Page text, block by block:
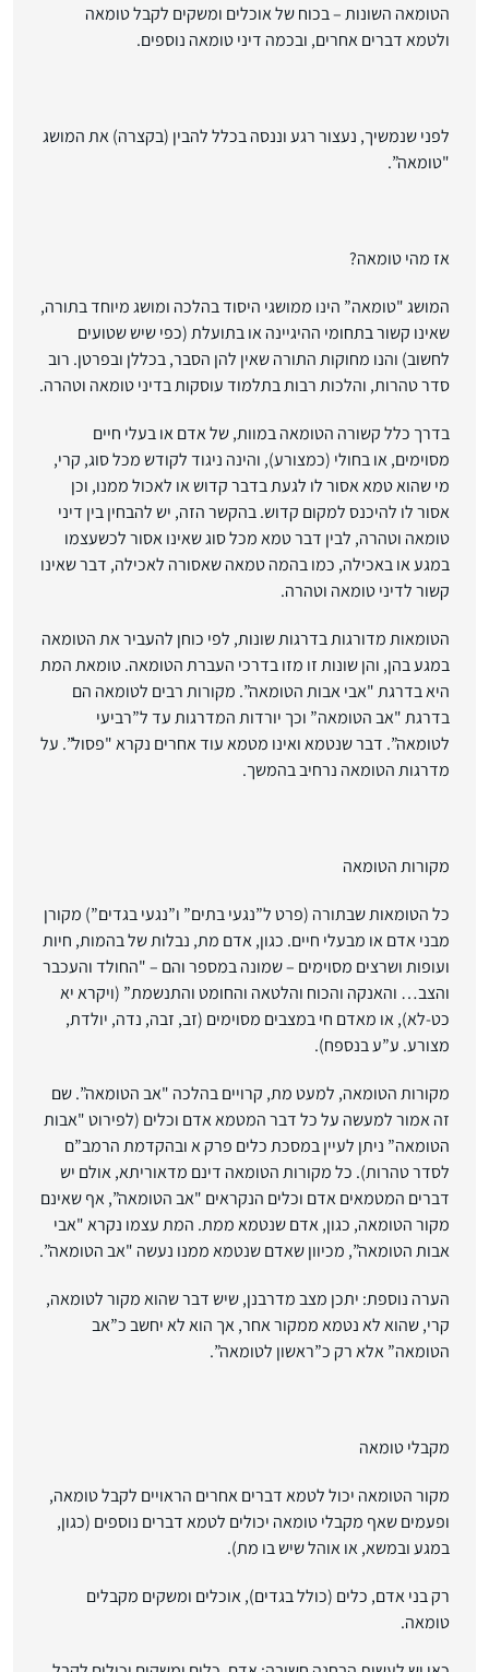
הטומאה השונות – בכוח של אוכלים ומשקים לקבל טומאה
ולטמא דברים אחרים, ובכמה דיני טומאה נוספים.
לפני שנמשיך, נעצור רגע וננסה בכלל להבין (בקצרה) את המושג
"טומאה”.
אז מהי טומאה?
המושג "טומאה” הינו ממושגי היסוד בהלכה ומושג מיוחד בתורה,
שאינו קשור בתחומי ההיגיינה או בתועלת (כפי שיש שטועים
לחשוב)והנו מחוקות התורה שאין להן הסבר, בכללן ובפרטן. רוב
סדר טהרות, והלכות רבות בתלמוד עוסקות בדיני טומאה וטהרה.
בדרך כלל קשורה הטומאה במוות, של אדם או בעלי חיים
מסוימים, או בחולי (כמצורע), והינה ניגוד לקודש מכל סוג, קרי,
מי שהוא טמא אסור לו לגעת בדבר קדוש או לאכול ממנו, וכן
אסור לו להיכנס למקום קדוש. בהקשר הזה, יש להבחין בין דיני
טומאה וטהרה, לבין דבר טמא מכל סוג שאינו אסור לכשעצמו
במגע או באכילה, כמו בהמה טמאה שאסורה לאכילה, דבר שאינו
קשור לדיני טומאה וטהרה.
הטומאות מדורגות בדרגות שונות, לפי כוחן להעביר את הטומאה
במגע בהן, והן שונות זו מזו בדרכי העברת הטומאה. טומאת המת
היא בדרגת "אבי אבות הטומאה”. מקורות רבים לטומאה הם
בדרגת "אב הטומאה” וכך יורדות המדרגות עד ל”רביעי
לטומאה”. דבר שנטמא ואינו מטמא עוד אחרים נקרא "פסול”. על
מדרגות הטומאה נרחיב בהמשך.
מקורות הטומאה
כל הטומאות שבתורה (פרט ל”נגעי בתים” ו”נגעי בגדים”) מקורן
מבני אדם או מבעלי חיים. כגון, אדם מת, נבלות של בהמות, חיות
ועופות ושרצים מסוימים – שמונה במספר והם – "החולד והעכבר
והצב… והאנקה והכוח והלטאה והחומט והתנשמת” (ויקרא יא
כט-לא), או מאדם חי במצבים מסוימים (זב, זבה, נדה, יולדת,
מצורע. ע”ע בנספח).
מקורות הטומאה, למעט מת, קרויים בהלכה "אב הטומאה”. שם
זה אמור למעשה על כל דבר המטמא אדם וכלים (לפירוט "אבות
הטומאה” ניתן לעיין במסכת כלים פרק א ובהקדמת הרמב”ם
לסדר טהרות).כל מקורות הטומאה דינם מדאוריתא, אולם יש
דברים המטמאים אדם וכלים הנקראים "אב הטומאה”, אף שאינם
מקור הטומאה, כגון, אדם שנטמא ממת. המת עצמו נקרא "אבי
אבות הטומאה”, מכיוון שאדם שנטמא ממנו נעשה "אב הטומאה”.
הערה נוספת: יתכן מצב מדרבנן, שיש דבר שהוא מקור לטומאה,
קרי, שהוא לא נטמא ממקור אחר, אך הוא לא יחשב כ”אב
הטומאה” אלא רק כ”ראשון לטומאה”.
מקבלי טומאה
מקור הטומאה יכול לטמאדברים אחרים הראויים לקבל טומאה,
ופעמים שאף מקבלי טומאה יכולים לטמאדברים נוספים (כגון,
במגע ובמשא, או אוהל שיש בו מת).
רק בני אדם, כלים (כולל בגדים), אוכלים ומשקים מקבלים
טומאה.